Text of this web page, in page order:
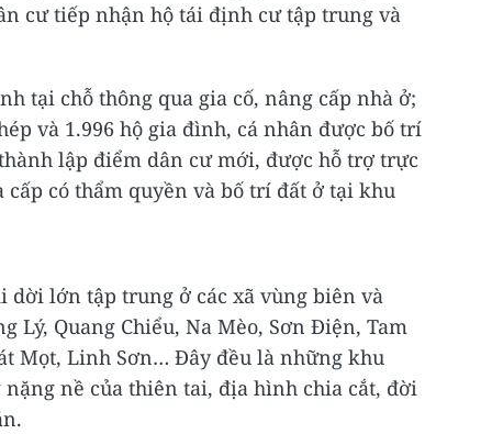
cư tiếp nhận hộ tái định cư tập trung và
tại chỗ thông qua gia cố, nâng cấp nhà ở;
và 1.996 hộ gia đình, cá nhân được bố trí
lập điểm dân cư mới, được hỗ trợ trực
có thẩm quyền và bố trí đất ở tại khu
dời lớn tập trung ở các xã vùng biên và
Lý, Quang Chiểu, Na Mèo, Sơn Điện, Tam
Mọt, Linh Sơn… Đây đều là những khu
nề của thiên tai, địa hình chia cắt, đời